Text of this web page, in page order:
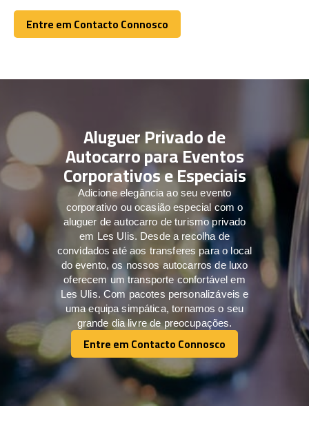
Entre em Contacto Connosco
Entre em Contacto Connosco
Aluguer Privado de
Autocarro para Eventos
Corporativos e Especiais
Adicione elegância ao seu evento
corporativo ou ocasião especial com o
aluguer de autocarro de turismo privado
em Les Ulis. Desde a recolha de
convidados até aos transferes para o local
do evento, os nossos autocarros de luxo
oferecem um transporte confortável em
Les Ulis. Com pacotes personalizáveis e
uma equipa simpática, tornamos o seu
grande dia livre de preocupações.
Entre em Contacto Connosco
Entre em Contacto Connosco